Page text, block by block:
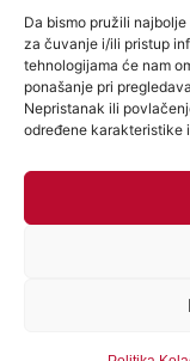
Da bismo pružili
za čuvanje i/ili pristup
tehnologijama će nam
ponašanje pri
Nepristanak ili
određene karakteristike